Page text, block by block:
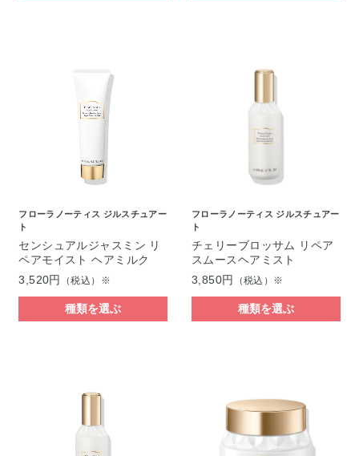
フローラノーティス ジルスチュアー
ト
センシュアルジャスミン リ
ペアモイスト ヘアミルク
3,520円
（税込）※
種類を選ぶ
フローラノーティス ジルスチュアー
ト
チェリーブロッサム リペア
スムースヘアミスト
3,850円
（税込）※
種類を選ぶ